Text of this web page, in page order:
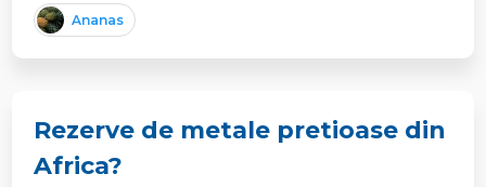
Ananas
Rezerve de metale pretioase din
Africa?